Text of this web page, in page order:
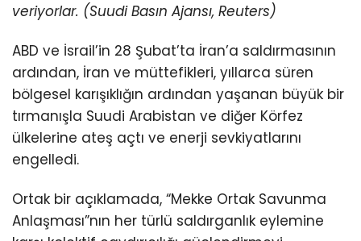
veriyorlar. (Suudi Basın Ajansı, Reuters)
ABD ve İsrail’in 28 Şubat’ta İran’a saldırmasının
ardından, İran ve müttefikleri, yıllarca süren
bölgesel karışıklığın ardından yaşanan büyük bir
tırmanışla Suudi Arabistan ve diğer Körfez
ülkelerine ateş açtı ve enerji sevkiyatlarını
engelledi.
Ortak bir açıklamada, “Mekke Ortak Savunma
Anlaşması”nın her türlü saldırganlık eylemine